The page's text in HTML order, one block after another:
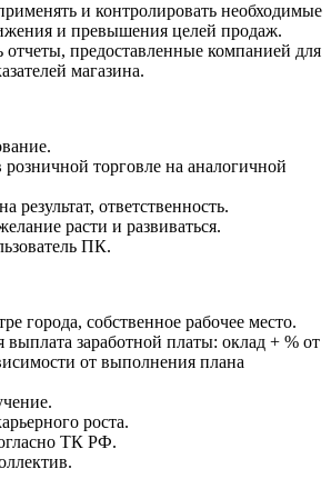
и контролировать необходимые
и превышения целей продаж.
отчеты, предоставленные компанией для
магазина.
торговле на аналогичной
результат, ответственность.
расти и развиваться.
ПК.
города, собственное рабочее место.
выплата заработной платы: оклад + % от
от выполнения плана
роста.
ТК РФ.